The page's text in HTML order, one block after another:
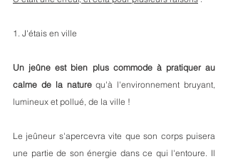
1. J'étais en ville
Un jeûne est bien plus commode à pratiquer au
calme de la nature qu'à l'environnement bruyant,
lumineux et pollué, de la ville !
Le jeûneur s'apercevra vite que son corps puisera
une partie de son énergie dans ce qui l'entoure. Il